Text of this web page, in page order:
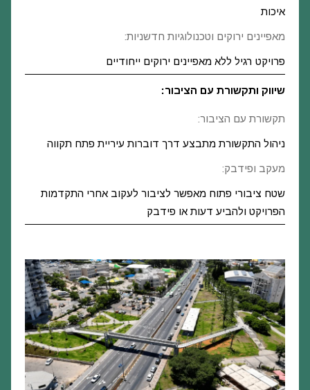
איכות
מאפיינים ירוקים וטכנולוגיות חדשניות:
פרויקט רגיל ללא מאפיינים ירוקים ייחודיים
שיווק ותקשורת עם הציבור:
תקשורת עם הציבור:
ניהול התקשורת מתבצע דרך דוברות עיריית פתח תקווה
מעקב ופידבק:
שטח ציבורי פתוח מאפשר לציבור לעקוב אחרי התקדמות
הפרויקט ולהביע דעות או פידבק